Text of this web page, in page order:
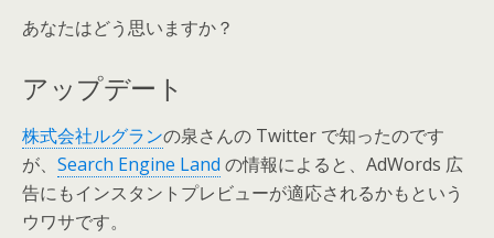
あなたはどう思いますか？
アップデート
株式会社ルグランの泉さんの Twitter で知ったのです
が、 Search Engine Land の情報によると、AdWords 広
告にもインスタントプレビューが適応されるかもという
ウワサです。